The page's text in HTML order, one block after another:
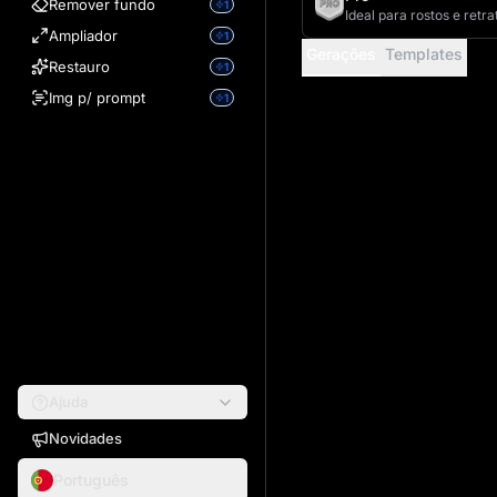
Remover fundo 1
Ampliador 1
Restauro 1
Img p/ prompt 1
Novidades
Ideal para rostos e
Templates